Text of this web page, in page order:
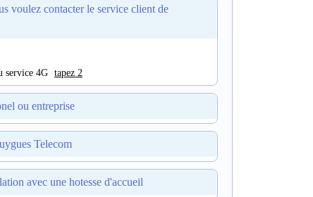
voulez contacter le service client de
service 4G tapez 2
ou entreprise
Telecom
avec une hotesse d'accueil